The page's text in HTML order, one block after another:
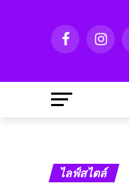
ไลฟ์สไตล์